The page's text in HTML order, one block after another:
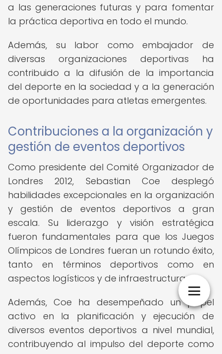
a las generaciones futuras y para fomentar
la práctica deportiva en todo el mundo.
Además, su labor como embajador de
diversas organizaciones deportivas ha
contribuido a la difusión de la importancia
del deporte en la sociedad y a la generación
de oportunidades para atletas emergentes.
Contribuciones a la organización y
gestión de eventos deportivos
Como presidente del Comité Organizador de
Londres 2012, Sebastian Coe desplegó
habilidades excepcionales en la organización
y gestión de eventos deportivos a gran
escala. Su liderazgo y visión estratégica
fueron fundamentales para que los Juegos
Olímpicos de Londres fueran un rotundo éxito,
tanto en términos deportivos como en
aspectos logísticos y de infraestructura.
Además, Coe ha desempeñado un papel
activo en la planificación y ejecución de
diversos eventos deportivos a nivel mundial,
contribuyendo al impulso del deporte como